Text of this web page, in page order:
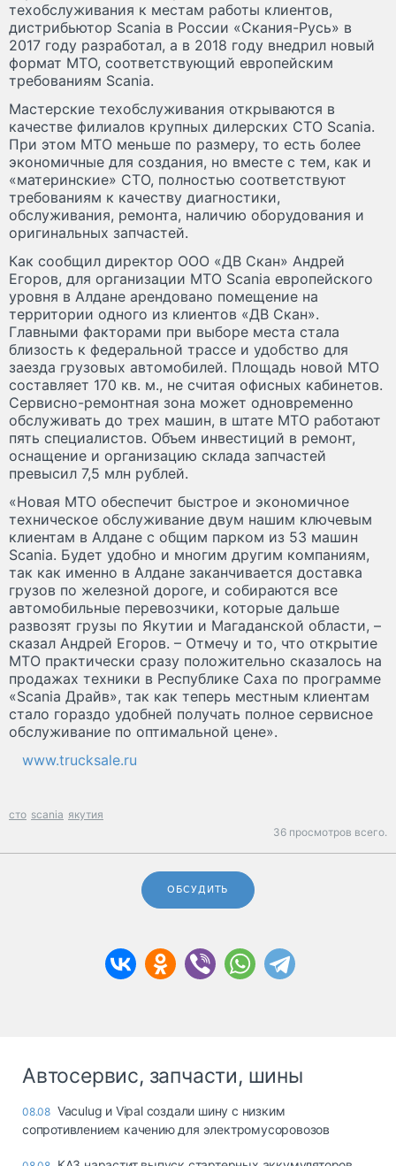
техобслуживания к местам работы клиентов,
дистрибьютор Scania в России «Скания-Русь» в
2017 году разработал, а в 2018 году внедрил новый
формат МТО, соответствующий европейским
требованиям Scania.
Мастерские техобслуживания открываются в
качестве филиалов крупных дилерских СТО Scania.
При этом МТО меньше по размеру, то есть более
экономичные для создания, но вместе с тем, как и
«материнские» СТО, полностью соответствуют
требованиям к качеству диагностики,
обслуживания, ремонта, наличию оборудования и
оригинальных запчастей.
Как сообщил директор ООО «ДВ Скан» Андрей
Егоров, для организации МТО Scania европейского
уровня в Алдане арендовано помещение на
территории одного из клиентов «ДВ Скан».
Главными факторами при выборе места стала
близость к федеральной трассе и удобство для
заезда грузовых автомобилей. Площадь новой МТО
составляет 170 кв. м., не считая офисных кабинетов.
Сервисно-ремонтная зона может одновременно
обслуживать до трех машин, в штате МТО работают
пять специалистов. Объем инвестиций в ремонт,
оснащение и организацию склада запчастей
превысил 7,5 млн рублей.
«Новая МТО обеспечит быстрое и экономичное
техническое обслуживание двум нашим ключевым
клиентам в Алдане с общим парком из 53 машин
Scania. Будет удобно и многим другим компаниям,
так как именно в Алдане заканчивается доставка
грузов по железной дороге, и собираются все
автомобильные перевозчики, которые дальше
развозят грузы по Якутии и Магаданской области, –
сказал Андрей Егоров. – Отмечу и то, что открытие
МТО практически сразу положительно сказалось на
продажах техники в Республике Саха по программе
«Scania Драйв», так как теперь местным клиентам
стало гораздо удобней получать полное сервисное
обслуживание по оптимальной цене».
www.trucksale.ru
сто scania якутия
36 просмотров всего.
ОБСУДИТЬ
Автосервис, запчасти, шины
08.08 Vaculug и Vipal создали шину с низким
сопротивлением качению для электромусоровозов